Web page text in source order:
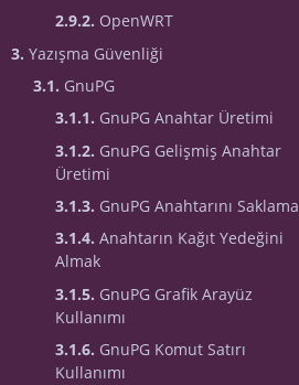
2.9.2. OpenWRT
3. Yazışma Güvenliği
3.1. GnuPG
3.1.1. GnuPG Anahtar Üretimi
3.1.2. GnuPG Gelişmiş Anahtar
Üretimi
3.1.3. GnuPG Anahtarını Saklama
3.1.4. Anahtarın Kağıt Yedeğini
Almak
3.1.5. GnuPG Grafik Arayüz
Kullanımı
3.1.6. GnuPG Komut Satırı
Kullanımı